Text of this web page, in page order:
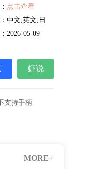
点击查看
中文,英文,日
2026-05-09
虾说
支持手柄
MORE+